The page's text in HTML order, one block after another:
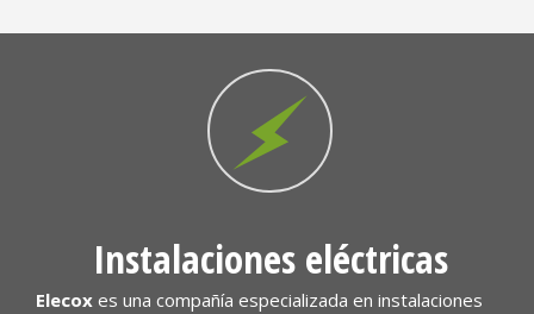
Instalaciones eléctricas
Elecox es una compañía especializada en instalaciones